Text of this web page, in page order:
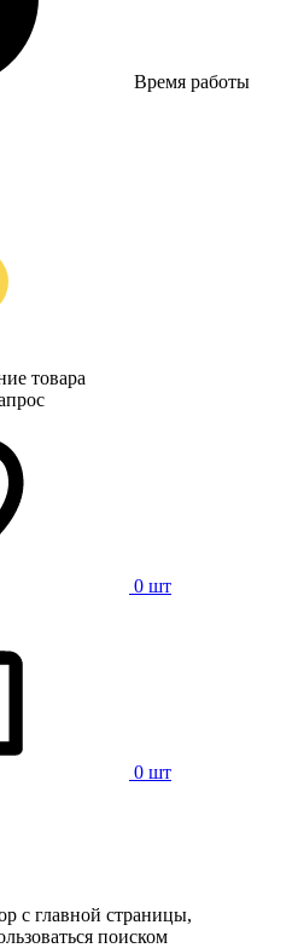
Время работы
товара
0 шт
0 шт
с главной страницы,
поиском